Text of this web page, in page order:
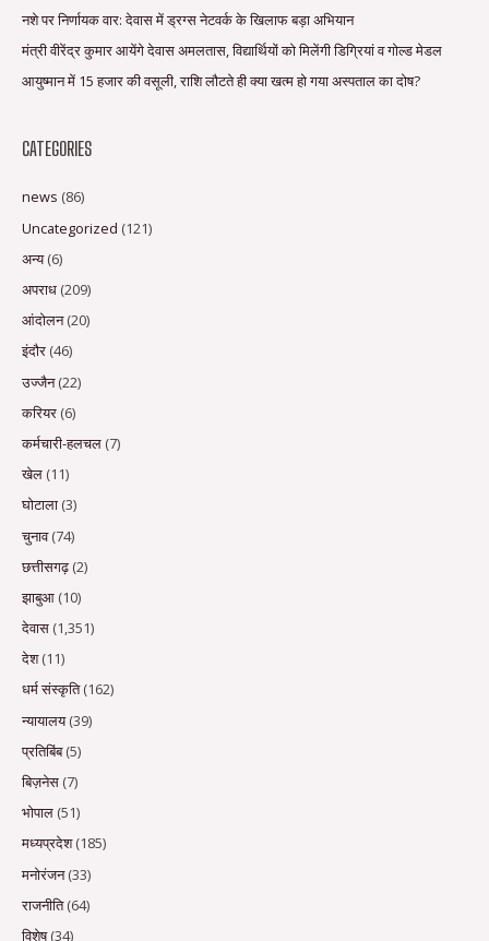
नशे पर निर्णायक वार: देवास में ड्रग्स नेटवर्क के खिलाफ बड़ा अभियान
मंत्री वीरेंद्र कुमार आयेंगे देवास अमलतास, विद्यार्थियों को मिलेंगी डिग्रियां व गोल्ड मेडल
आयुष्मान में 15 हजार की वसूली, राशि लौटते ही क्या खत्म हो गया अस्पताल का दोष?
CATEGORIES
news (86)
Uncategorized (121)
अन्य(6)
अपराध (209)
आंदोलन(20)
इंदौर (46)
उज्जैन(22)
करियर (6)
कर्मचारी-हलचल (7)
खेल (11)
घोटाला (3)
चुनाव(74)
छत्तीसगढ़(2)
झाबुआ (10)
देवास (1,351)
देश(11)
धर्म संस्कृति(162)
न्यायालय(39)
प्रतिबिंब(5)
बिज़नेस (7)
भोपाल (51)
मध्यप्रदेश(185)
मनोरंजन(33)
राजनीति(64)
विशेष(34)